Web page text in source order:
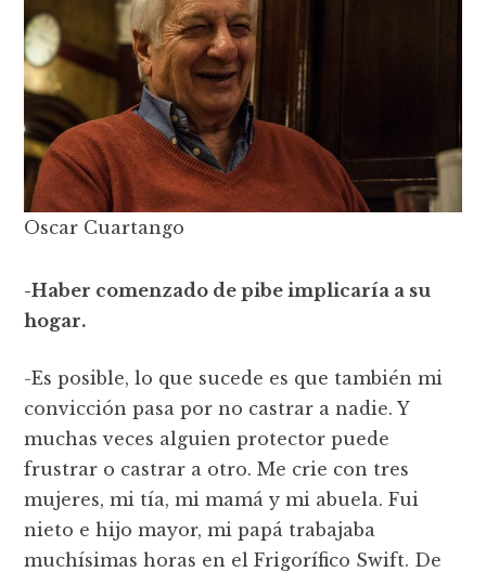
Oscar Cuartango
-Haber comenzado de pibe implicaría a su
hogar.
-Es posible, lo que sucede es que también mi
convicción pasa por no castrar a nadie. Y
muchas veces alguien protector puede
frustrar o castrar a otro. Me crie con tres
mujeres, mi tía, mi mamá y mi abuela. Fui
nieto e hijo mayor, mi papá trabajaba
muchísimas horas en el Frigorífico Swift. De